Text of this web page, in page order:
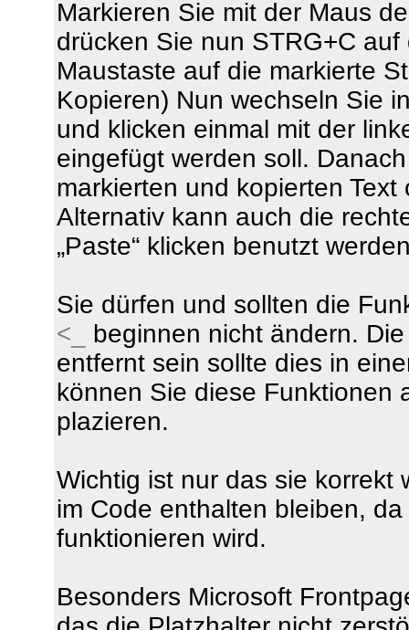
Markieren Sie mit der Maus
drücken Sie nun STRG+C
Maustaste auf die markierte
Kopieren) Nun wechseln Sie
und klicken einmal mit der
eingefügt werden soll.
markierten und kopierten
Alternativ kann auch die
„Paste“ klicken benutzt
Sie dürfen und sollten die
<_
beginnen nicht ändern.
entfernt sein sollte dies in
können Sie diese Funktionen
plazieren.
Wichtig ist nur das sie korrekt
im Code enthalten bleiben,
funktionieren wird.
Besonders Microsoft